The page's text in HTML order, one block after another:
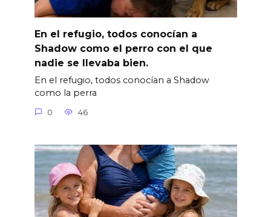
En el refugio, todos conocían a
Shadow como el perro con el que
nadie se llevaba bien.
En el refugio, todos conocían a Shadow
como la perra
0 46